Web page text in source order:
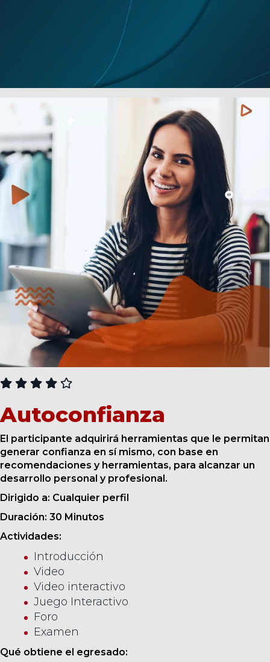
CURSOS
Autoconfianza
El participante adquirirá herramientas que le permitan
generar confianza en sí mismo, con base en
recomendaciones y herramientas, para alcanzar un
desarrollo personal y profesional.
Dirigido a: Cualquier perfil
Duración: 30 Minutos
Actividades:
Introducción
Video
Video interactivo
Juego Interactivo
Foro
Examen
Qué obtiene el egresado: